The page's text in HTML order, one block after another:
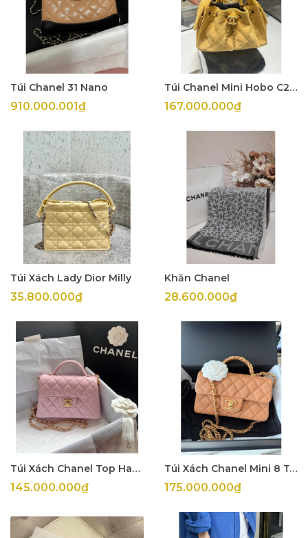
Túi Chanel 31 Nano
910.000.001₫
Túi Chanel Mini Hobo C25 Suede
167.000.000₫
Túi Xách Lady Dior Milly
35.800.000₫
Khăn Chanel
28.600.000₫
Túi Xách Chanel Top Handle
145.000.000₫
Túi Xách Chanel Mini 8 Top Handle Beige
175.000.000₫